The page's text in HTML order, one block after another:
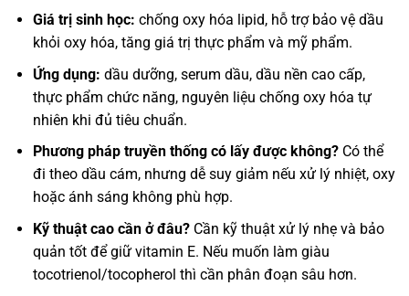
Giá trị sinh học: chống oxy hóa lipid, hỗ trợ bảo vệ dầu
khỏi oxy hóa, tăng giá trị thực phẩm và mỹ phẩm.
Ứng dụng: dầu dưỡng, serum dầu, dầu nền cao cấp,
thực phẩm chức năng, nguyên liệu chống oxy hóa tự
nhiên khi đủ tiêu chuẩn.
Phương pháp truyền thống có lấy được không?Có thể
đi theo dầu cám, nhưng dễ suy giảm nếu xử lý nhiệt, oxy
hoặc ánh sáng không phù hợp.
Kỹ thuật cao cần ở đâu?Cần kỹ thuật xử lý nhẹ và bảo
quản tốt để giữ vitamin E. Nếu muốn làm giàu
tocotrienol/tocopherol thì cần phân đoạn sâu hơn.